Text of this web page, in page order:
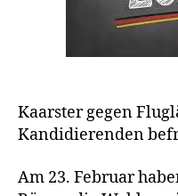
Kaarster gegen
Kandidierenden
Am 23. Februar